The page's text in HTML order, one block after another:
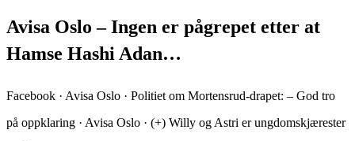
Avisa Oslo – Ingen er pågrepet etter at
Hamse Hashi Adan…
Facebook · Avisa Oslo · Politiet om Mortensrud-drapet: – God tro
på oppklaring · Avisa Oslo · (+) Willy og Astri er ungdomskjærester